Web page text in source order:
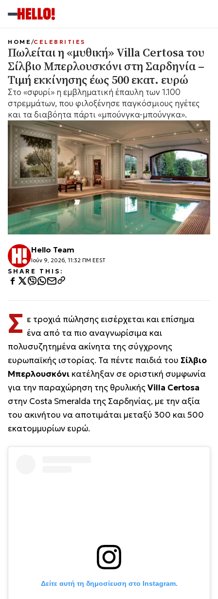
HOME CELEBRITIES
Πωλείται η «μυθική» Villa Certosa του
Σίλβιο Μπερλουσκόνι στη Σαρδηνία –
Τιμή εκκίνησης έως 500 εκατ. ευρώ
Στο «σφυρί» η εμβληματική έπαυλη των 1.100
στρεμμάτων, που φιλοξένησε παγκόσμιους ηγέτες
και τα διαβόητα πάρτι «μπούνγκα-μπούνγκα».
Hello Team
Ιούν 9, 2026, 11:32 ΠΜ EEST
SHARE THIS:
Σ ε τροχιά πώλησης εισέρχεται και επίσημα
ένα από τα πιο αναγνωρίσιμα και
πολυσυζητημένα ακίνητα της σύγχρονης
ευρωπαϊκής ιστορίας. Τα πέντε παιδιά του Σίλβιο
Μπερλουσκόνι κατέληξαν σε οριστική συμφωνία
για την παραχώρηση της θρυλικήςVilla Certosa
στην Costa Smeralda της Σαρδηνίας, με την αξία
του ακινήτου να αποτιμάται μεταξύ 300 και 500
εκατομμυρίων ευρώ.
Δείτε αυτή τη δημοσίευση στο Instagram.